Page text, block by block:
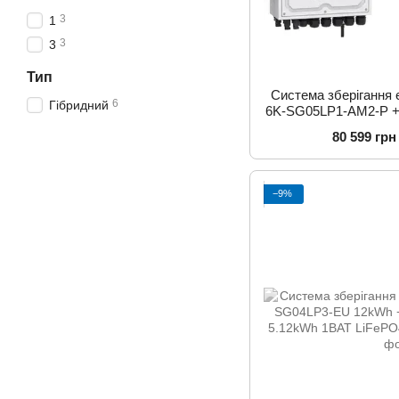
Система зберігання
6K-SG05LP1-AM2-P
80 599 грн
−9%
1 3
3 3
Тип
Гібридний 6